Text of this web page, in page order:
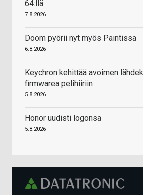
64:llä
7.8.2026
Doom pyörii nyt myös Paintissa
6.8.2026
Keychron kehittää avoimen
firmwarea pelihiiriin
5.8.2026
Honor uudisti logonsa
5.8.2026